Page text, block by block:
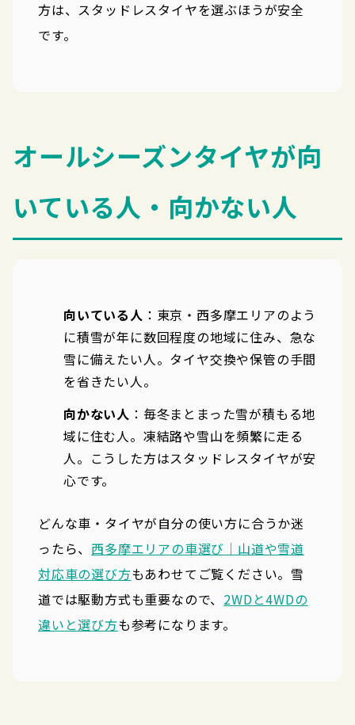
方は、スタッドレスタイヤを選ぶほうが安全
です。
オールシーズンタイヤが向
いている人・向かない人
向いている人 ：東京・西多摩エリアのよう
に積雪が年に数回程度の地域に住み、急な
雪に備えたい人。タイヤ交換や保管の手間
を省きたい人。
向かない人 ：毎冬まとまった雪が積もる地
域に住む人。凍結路や雪山を頻繁に走る
人。こうした方はスタッドレスタイヤが安
心です。
どんな車・タイヤが自分の使い方に合うか迷
ったら、 西多摩エリアの車選び｜山道や雪道
対応車の選び方もあわせてご覧ください。雪
道では駆動方式も重要なので、 2WDと4WDの
違いと選び方も参考になります。